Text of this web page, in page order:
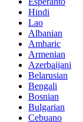
Hindi
Lao
Albanian
Amharic
Armenian
Azerbaijani
Belarusian
Bengali
Bosnian
Bulgarian
Cebuano